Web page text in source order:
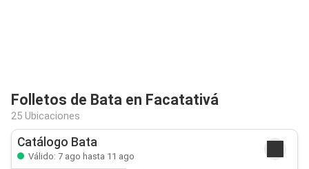
Folletos de Bata en Facatativá
25 Ubicaciones
Catálogo Bata
Válido: 7 ago hasta 11 ago